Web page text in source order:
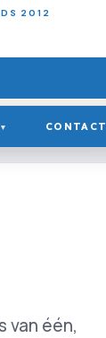
2012
▾ CONTACT
van één,